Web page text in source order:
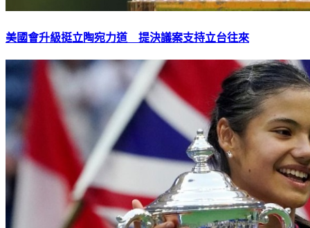
美國會升級挺立陶宛力道 提決議案支持立台往來